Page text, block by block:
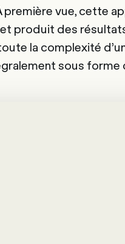
vue, cette
produit des
la complexité
sous forme